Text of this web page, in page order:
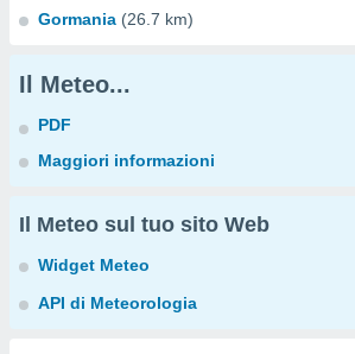
Gormania (26.7 km)
Il Meteo...
PDF
Maggiori informazioni
Il Meteo sul tuo sito Web
Widget Meteo
API di Meteorologia